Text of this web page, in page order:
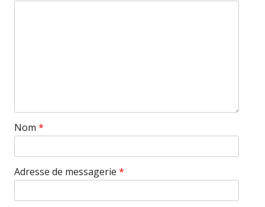
Nom *
Adresse de messagerie *